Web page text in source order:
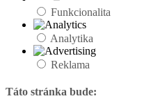
Funkcionalita
Analytika
Reklama
Táto stránka bude: